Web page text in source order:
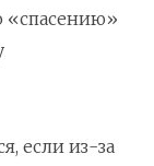
«спасению»
если из-за